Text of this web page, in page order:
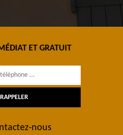
ET GRATUIT
nous